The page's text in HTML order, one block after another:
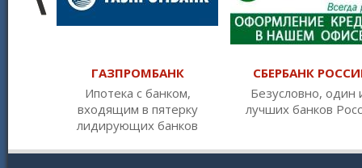
ГАЗПРОМБАНК
Ипотека с банком,
входящим в пятерку
лидирующих банков
СБЕРБАНК
Безусловно, один
лучших банков